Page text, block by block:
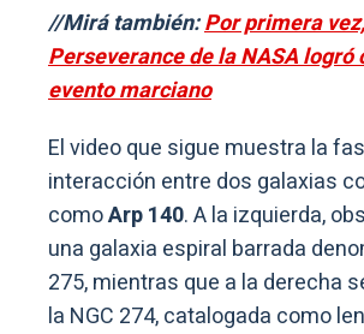
//Mirá también:Por primera
Perseverance de la NASA logró
evento marciano
El video que sigue muestra la
interacción entre dos galaxias
comoArp 140. A la izquierda,
una galaxia espiral barrada
275, mientras que a la derecha
la NGC 274, catalogada como